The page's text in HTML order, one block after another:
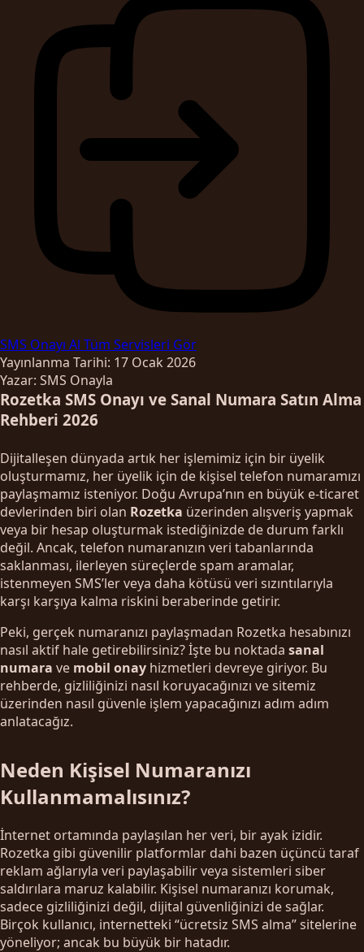
SMS Onayı Al Tüm Servisleri Gör
Yayınlanma Tarihi: 17 Ocak 2026
Yazar: SMS Onayla
Rozetka SMS Onayı ve Sanal Numara Satın Alma
Rehberi 2026
Dijitalleşen dünyada artık her işlemimiz için bir üyelik
oluşturmamız, her üyelik için de kişisel telefon numaramızı
paylaşmamız isteniyor. Doğu Avrupa’nın en büyük e-ticaret
devlerinden biri olan Rozetka üzerinden alışveriş yapmak
veya bir hesap oluşturmak istediğinizde de durum farklı
değil. Ancak, telefon numaranızın veri tabanlarında
saklanması, ilerleyen süreçlerde spam aramalar,
istenmeyen SMS’ler veya daha kötüsü veri sızıntılarıyla
karşı karşıya kalma riskini beraberinde getirir.
Peki, gerçek numaranızı paylaşmadan Rozetka hesabınızı
nasıl aktif hale getirebilirsiniz? İşte bu noktada sanal
numara ve mobil onay hizmetleri devreye giriyor. Bu
rehberde, gizliliğinizi nasıl koruyacağınızı ve sitemiz
üzerinden nasıl güvenle işlem yapacağınızı adım adım
anlatacağız.
Neden Kişisel Numaranızı
Kullanmamalısınız?
İnternet ortamında paylaşılan her veri, bir ayak izidir.
Rozetka gibi güvenilir platformlar dahi bazen üçüncü taraf
reklam ağlarıyla veri paylaşabilir veya sistemleri siber
saldırılara maruz kalabilir. Kişisel numaranızı korumak,
sadece gizliliğinizi değil, dijital güvenliğinizi de sağlar.
Birçok kullanıcı, internetteki “ücretsiz SMS alma” sitelerine
yöneliyor; ancak bu büyük bir hatadır.